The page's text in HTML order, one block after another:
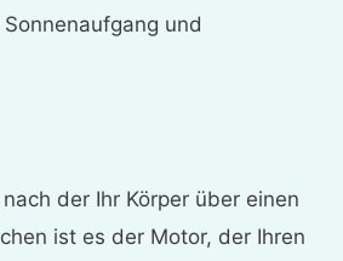
und
der Ihr Körper über einen
ist es der Motor, der Ihren